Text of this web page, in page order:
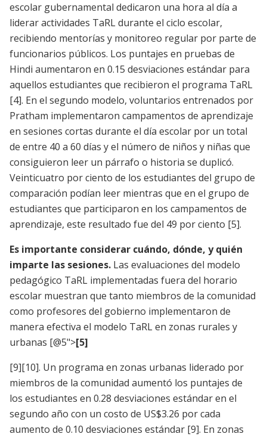
escolar gubernamental dedicaron una hora al día a
liderar actividades TaRL durante el ciclo escolar,
recibiendo mentorías y monitoreo regular por parte de
funcionarios públicos. Los puntajes en pruebas de
Hindi aumentaron en 0.15 desviaciones estándar para
aquellos estudiantes que recibieron el programa TaRL
[4]. En el segundo modelo, voluntarios entrenados por
Pratham implementaron campamentos de aprendizaje
en sesiones cortas durante el día escolar por un total
de entre 40 a 60 días y el número de niños y niñas que
consiguieron leer un párrafo o historia se duplicó.
Veinticuatro por ciento de los estudiantes del grupo de
comparación podían leer mientras que en el grupo de
estudiantes que participaron en los campamentos de
aprendizaje, este resultado fue del 49 por ciento [5].
Es importante considerar cuándo, dónde, y quién
imparte las sesiones. Las evaluaciones del modelo
pedagógico TaRL implementadas fuera del horario
escolar muestran que tanto miembros de la comunidad
como profesores del gobierno implementaron de
manera efectiva el modelo TaRL en zonas rurales y
urbanas [@5">[5]
[9][10]. Un programa en zonas urbanas liderado por
miembros de la comunidad aumentó los puntajes de
los estudiantes en 0.28 desviaciones estándar en el
segundo año con un costo de US$3.26 por cada
aumento de 0.10 desviaciones estándar [9]. En zonas